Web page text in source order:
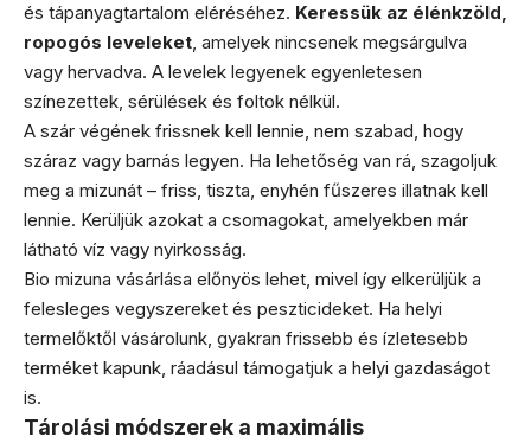
és tápanyagtartalom eléréséhez. Keressük az élénkzöld,
ropogós leveleket, amelyek nincsenek megsárgulva
vagy hervadva. A levelek legyenek egyenletesen
színezettek, sérülések és foltok nélkül.
A szár végének frissnek kell lennie, nem szabad, hogy
száraz vagy barnás legyen. Ha lehetőség van rá, szagoljuk
meg a mizunát – friss, tiszta, enyhén fűszeres illatnak kell
lennie. Kerüljük azokat a csomagokat, amelyekben már
látható víz vagy nyirkosság.
Bio mizuna vásárlása előnyös lehet, mivel így elkerüljük a
felesleges vegyszereket és peszticideket. Ha helyi
termelőktől vásárolunk, gyakran frissebb és ízletesebb
terméket kapunk, ráadásul támogatjuk a helyi gazdaságot
is.
Tárolási módszerek a maximális